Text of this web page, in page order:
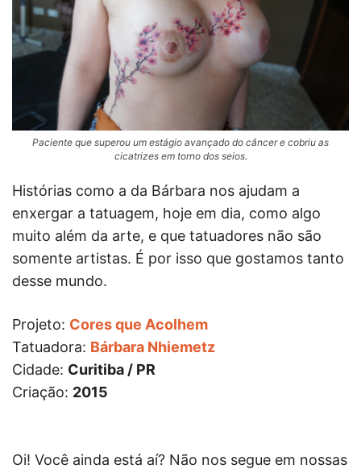
Paciente que superou um estágio avançado do câncer e cobriu as
cicatrizes em torno dos seios.
Histórias como a da Bárbara nos ajudam a
enxergar a tatuagem, hoje em dia, como algo
muito além da arte, e que tatuadores não são
somente artistas. É por isso que gostamos tanto
desse mundo.
Projeto: Cores que Acolhem
Tatuadora: Bárbara Nhiemetz
Cidade: Curitiba / PR
Criação: 2015
Oi! Você ainda está aí? Não nos segue em nossas